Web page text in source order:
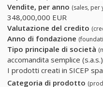
Vendite, per anno (sales, per
348,000,000 EUR
Valutazione del credito
Anno di fondazione
Tipo principale di società
accomandita semplice (s.a.s.)
I prodotti creati in SICEP
Categoria di prodotto